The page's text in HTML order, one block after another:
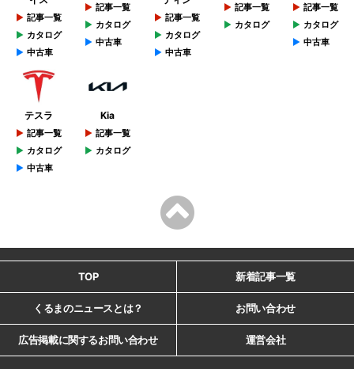
記事一覧
カタログ
中古車
記事一覧
カタログ
中古車
記事一覧
カタログ
中古車
記事一覧
カタログ
記事一覧
カタログ
中古車
テスラ
記事一覧
カタログ
中古車
Kia
記事一覧
カタログ
TOP 新着記事一覧
くるまのニュースとは？ お問い合わせ
広告掲載に関するお問い合わせ 運営会社